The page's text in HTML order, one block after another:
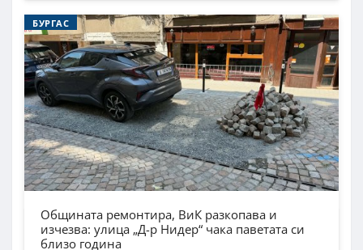
БУРГАС
Общината ремонтира, ВиК разкопава и
изчезва: улица „Д-р Нидер“ чака паветата си
близо година